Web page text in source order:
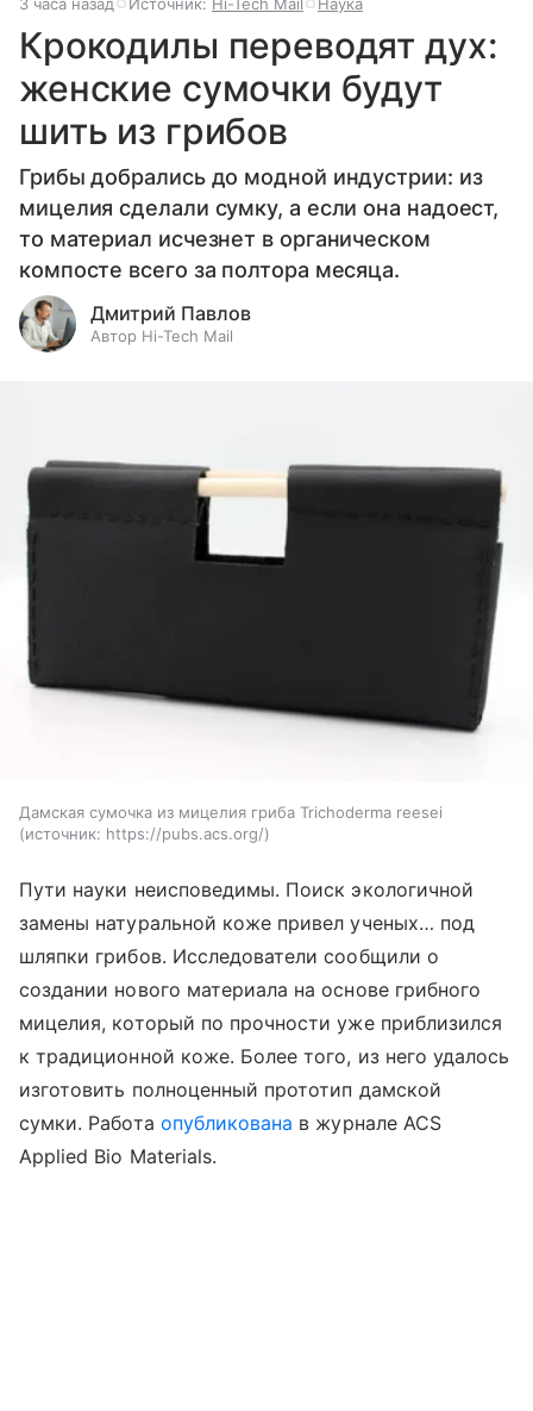
3 часа назад Источник: Hi-Tech Mail Наука
Крокодилы переводят дух:
женские сумочки будут
шить из грибов
Грибы добрались до модной индустрии: из
мицелия сделали сумку, а если она надоест,
то материал исчезнет в органическом
компосте всего за полтора месяца.
Дмитрий Павлов
Автор Hi-Tech Mail
Дамская сумочка из мицелия гриба Trichoderma reesei
источник: https://pubs.acs.org/
Пути науки неисповедимы. Поиск экологичной
замены натуральной коже привел ученых… под
шляпки грибов. Исследователи сообщили о
создании нового материала на основе грибного
мицелия, который по прочности уже приблизился
к традиционной коже. Более того, из него удалось
изготовить полноценный прототип дамской
сумки. Работа опубликована в журнале ACS
Applied Bio Materials.